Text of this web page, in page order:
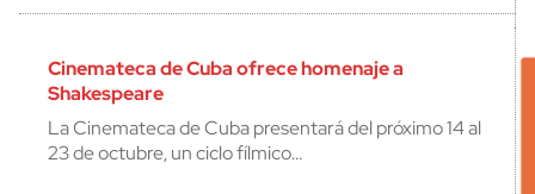
Cinemateca de Cuba ofrece homenaje a
Shakespeare
La Cinemateca de Cuba presentará del próximo 14 al
23 de octubre, un ciclo fílmico…